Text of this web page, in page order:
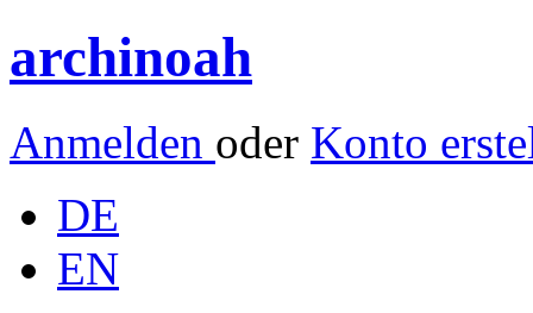
archinoah
Anmelden oder Konto
DE
EN